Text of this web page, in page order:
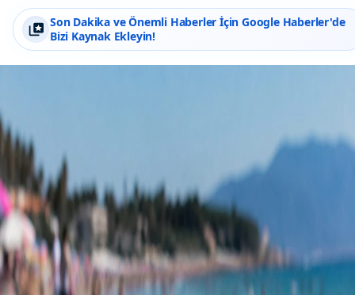
Son Dakika ve Önemli Haberler İçin Google Haberler'de
Bizi Kaynak Ekleyin!